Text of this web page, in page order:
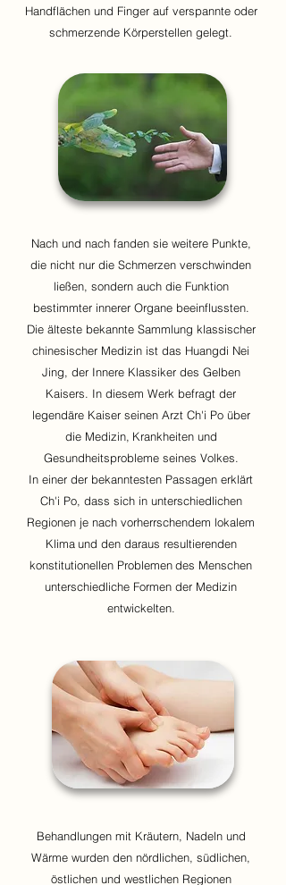
Handflächen und Finger auf verspannte oder
schmerzende Körperstellen gelegt.
Nach und nach fanden sie weitere Punkte,
die nicht nur die Schmerzen verschwinden
ließen, sondern auch die Funktion
bestimmter innerer Organe beeinflussten.
Die älteste bekannte Sammlung klassischer
chinesischer Medizin ist das Huangdi Nei
Jing, der Innere Klassiker des Gelben
Kaisers. In diesem Werk befragt der
legendäre Kaiser seinen Arzt Ch'i Po über
die Medizin, Krankheiten und
Gesundheitsprobleme seines Volkes.
In einer der bekanntesten Passagen erklärt
Ch'i Po, dass sich in unterschiedlichen
Regionen je nach vorherrschendem lokalem
Klima und den daraus resultierenden
konstitutionellen Problemendes Menschen
unterschiedliche Formen der Medizin
entwickelten.
Behandlungen mit Kräutern, Nadeln und
Wärme wurden den nördlichen, südlichen,
östlichen und westlichen Regionen